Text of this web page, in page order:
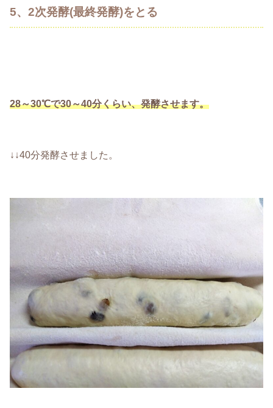
5、2次発酵(最終発酵)をとる
28～30℃で30～40分くらい、発酵させます。
↓↓40分発酵させました。